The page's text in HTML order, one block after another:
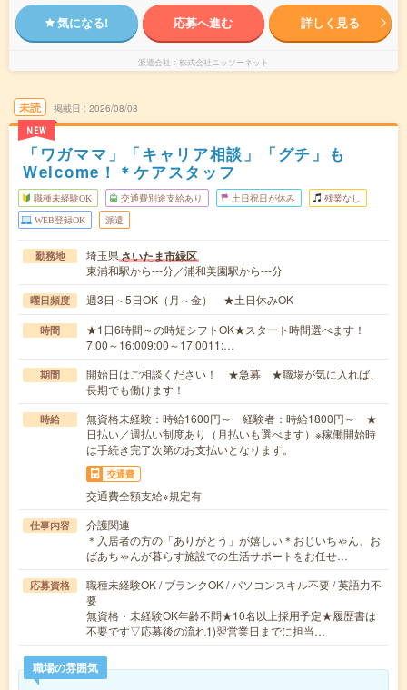
気になる! 応募へ進む 詳しく見る
派遣会社 株式会社ニッソーネット
未読
NEW
掲載日 2026/08/08
「ワガママ」「キャリア相談」「グチ」も
Welcome！＊ケアスタッフ
職種未経験OK 交通費別途支給あり 土日祝日が休み 残業なし
WEB登録OK 派遣
勤務地 埼玉県さいたま市緑区
東浦和駅から---分／浦和美園駅から---分
曜日頻度 週3日～5日OK（月～金） ★土日休みOK
時間
★1日6時間～の時短シフトOK★スタート時間選べます！
7:00～16:009:00～17:0011:…
期間
開始日はご相談ください！ ★急募 ★職場が気に入れば、
長期でも働けます！
時給
無資格未経験：時給1600円～ 経験者：時給1800円～ ★
日払い／週払い制度あり（月払いも選べます）※稼働開始時
は手続き完了次第のお支払いとなります。
交通費
交通費全額支給※規定有
仕事内容
介護関連
＊入居者の方の「ありがとう」が嬉しい＊おじいちゃん、お
ばあちゃんが暮らす施設での生活サポートをお任せ…
応募資格
職種未経験OK / ブランクOK / パソコンスキル不要 / 英語力不
要
無資格・未経験OK年齢不問★10名以上採用予定★履歴書は
不要です▽応募後の流れ1)翌営業日までに担当…
職場の雰囲気